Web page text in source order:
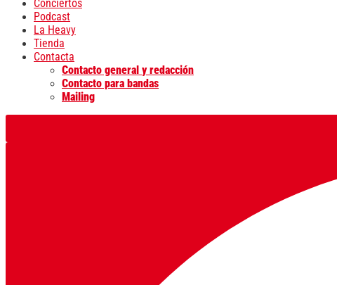
Conciertos
Podcast
La Heavy
Tienda
Contacta
Contacto general y redacción
Contacto para bandas
Mailing